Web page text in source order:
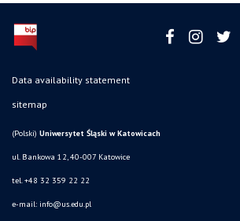
Data availability statement
sitemap
(Polski) Uniwersytet Śląski w Katowicach
ul. Bankowa 12, 40-007 Katowice
tel. +48 32 359 22 22
e-mail: info@us.edu.pl